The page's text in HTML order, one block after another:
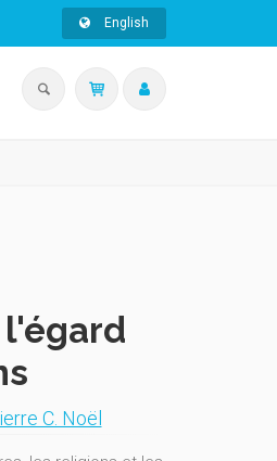
English
C. Noël